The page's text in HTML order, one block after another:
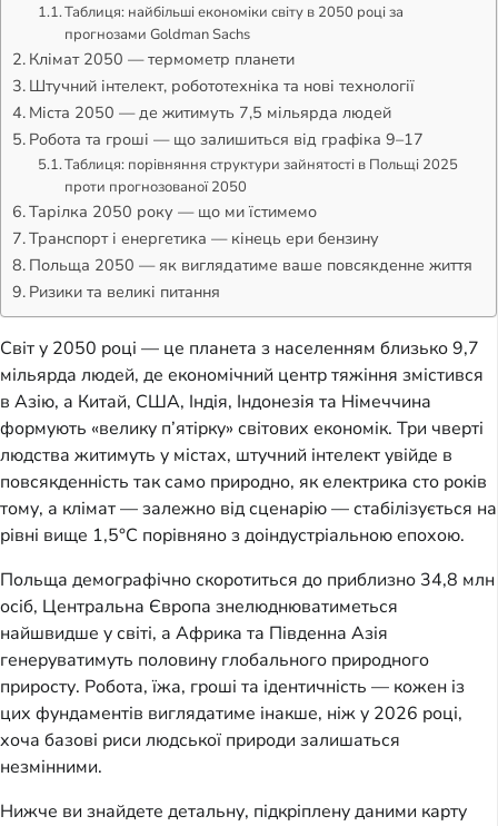
Таблиця: найбільші економіки світу в 2050 році за
прогнозами Goldman Sachs
Клімат 2050 — термометр планети
Штучний інтелект, робототехніка та нові технології
Міста 2050 — де житимуть 7,5 мільярда людей
Робота та гроші — що залишиться від графіка 9–17
Таблиця: порівняння структури зайнятості в Польщі 2025
проти прогнозованої 2050
Тарілка 2050 року — що ми їстимемо
Транспорт і енергетика — кінець ери бензину
Польща 2050 — як виглядатиме ваше повсякденне життя
Ризики та великі питання
Світ у 2050 році — це планета з населенням близько 9,7
мільярда людей, де економічний центр тяжіння змістився
в Азію, а Китай, США, Індія, Індонезія та Німеччина
формують «велику п’ятірку» світових економік. Три чверті
людства житимуть у містах, штучний інтелект увійде в
повсякденність так само природно, як електрика сто років
тому, а клімат — залежно від сценарію — стабілізується на
рівні вище 1,5°C порівняно з доіндустріальною епохою.
Польща демографічно скоротиться до приблизно 34,8 млн
осіб, Центральна Європа знелюднюватиметься
найшвидше у світі, а Африка та Південна Азія
генеруватимуть половину глобального природного
приросту. Робота, їжа, гроші та ідентичність — кожен із
цих фундаментів виглядатиме інакше, ніж у 2026 році,
хоча базові риси людської природи залишаться
незмінними.
Нижче ви знайдете детальну, підкріплену даними карту